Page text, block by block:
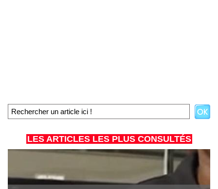
LES ARTICLES LES PLUS CONSULTÉS